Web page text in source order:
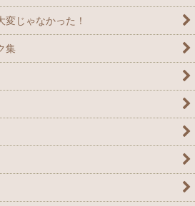
絞り込む
変じゃなかった！
集